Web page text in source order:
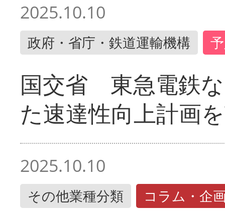
2025.10.10
政府・省庁・鉄道運輸機構
国交省 東急電鉄
た速達性向上計画
2025.10.10
その他業種分類 コラム・企